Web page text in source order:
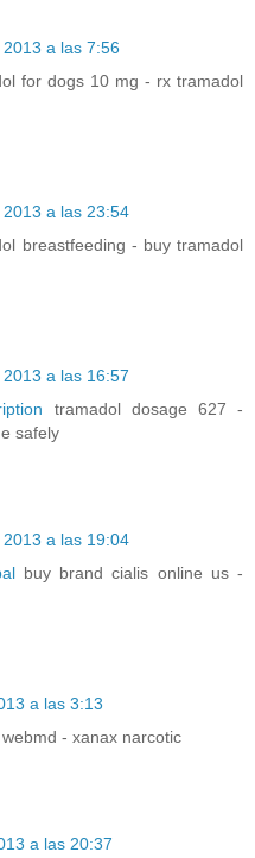
a las 7:56
for dogs 10 mg - rx tramadol
a las 23:54
breastfeeding - buy tramadol
a las 16:57
tramadol dosage 627 -
safely
a las 19:04
buy brand cialis online us -
a las 3:13
- xanax narcotic
a las 20:37